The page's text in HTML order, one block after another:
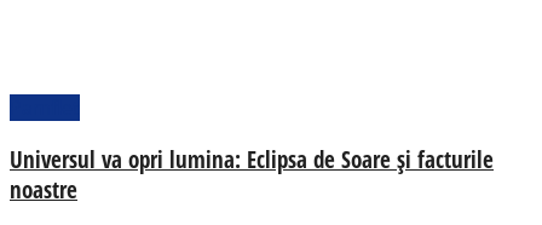
Universul va opri lumina: Eclipsa de Soare și facturile
noastre